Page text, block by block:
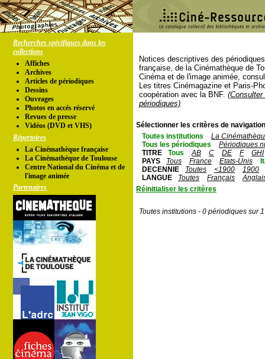
Recherches spécifiques dans les
collections
Affiches
Archives
Articles de périodiques
Dessins
Ouvrages
Photos en accés réservé
Revues de presse
Vidéos (DVD et VHS)
Répertoires
La Cinémathèque française
La Cinémathèque de Toulouse
Centre National du Cinéma et de
l'image animée
Partenaires
Notices descriptives des
française, de la Cinémathèque de
Cinéma et de l'image animée,
Les titres Cinémagazine et Paris-
coopération avec la BNF.
périodiques)
Sélectionner les critères de
Toutes institutions
La
Tous les périodiques
Périodiques
TITRE
Tous AB C DE F
GHI
PAYS
Tous France Etats-Unis
DECENNIE
Toutes <1900
1900
LANGUE
Toutes Français
Réinitialiser les critères
Toutes institutions - 0 périodiques sur